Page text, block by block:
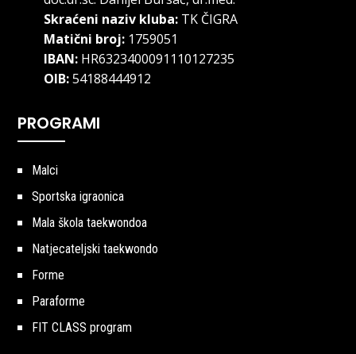
Skraćeni naziv kluba:TK ČIGRA
Matični broj:1759051
IBAN:HR6323400091110127235
OIB:54188444912
PROGRAMI
Malci
Sportska igraonica
Mala škola taekwondoa
Natjecateljski taekwondo
Forme
Paraforme
FIT CLASS program